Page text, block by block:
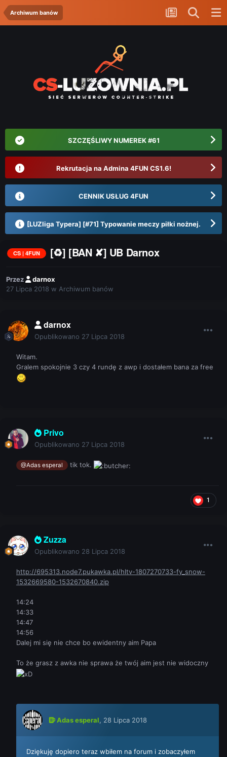
Archiwum banów
SZCZĘŚLIWY NUMEREK #61
Rekrutacja na Admina 4FUN CS1.6!
CENNIK USŁUG 4FUN
[LUZliga Typera] [#71] Typowanie meczy piłki nożnej.
CS | 4FUN [♻] [BAN ✘] UB Darnox
Przez
darnox
27 Lipca 2018 w Archiwum banów
darnox
Opublikowano 27 Lipca 2018
Witam.
Gralem spokojnie 3 czy 4 rundę z awp i dostałem bana za free
Privo
Opublikowano 27 Lipca 2018
@Adas esperal tik tok.
1
Zuzza
Opublikowano 28 Lipca 2018
http://695313.node7.pukawka.pl/hltv-1807270733-fy_snow-
1532669580-1532670840.zip
14:24
14:33
14:47
14:56
Dalej mi się nie chce bo ewidentny aim Papa
To że grasz z awka nie sprawa że twój aim jest nie widoczny
Adas esperal, 28 Lipca 2018
Dziękuję dopiero teraz wbiłem na forum i zobaczyłem